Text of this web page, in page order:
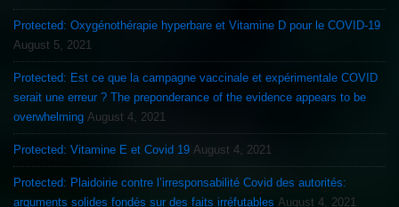
Protected: Oxygénothérapie hyperbare et Vitamine D pour le COVID-19
August 5, 2021
Protected: Est ce que la campagne vaccinale et expérimentale COVID
serait une erreur ? The preponderance of the evidence appears to be
overwhelming August 4, 2021
Protected: Vitamine E et Covid 19 August 4, 2021
Protected: Plaidoirie contre l’irresponsabilité Covid des autorités:
arguments solides fondés sur des faits irréfutables August 4, 2021